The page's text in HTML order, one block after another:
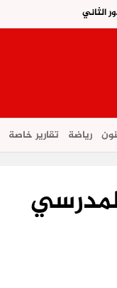
الثاني
رياضة تقارير خاصة